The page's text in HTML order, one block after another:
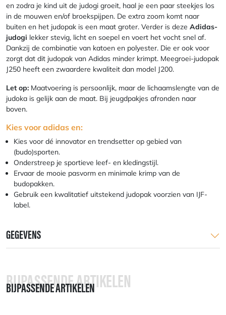
en zodra je kind uit de judogi groeit, haal je een paar steekjes los
in de mouwen en/of broekspijpen. De extra zoom komt naar
buiten en het judopak is een maat groter. Verder is deze Adidas-
judogi lekker stevig, licht en soepel en voert het vocht snel af.
Dankzij de combinatie van katoen en polyester. Die er ook voor
zorgt dat dit judopak van Adidas minder krimpt. Meegroei-judopak
J250 heeft een zwaardere kwaliteit dan model J200.
Let op: Maatvoering is persoonlijk, maar de lichaamslengte van de
judoka is gelijk aan de maat. Bij jeugdpakjes afronden naar
boven.
Kies voor adidas en:
Kies voor dé innovator en trendsetter op gebied van
(budo)sporten.
Onderstreep je sportieve leef- en kledingstijl.
Ervaar de mooie pasvorm en minimale krimp van de
budopakken.
Gebruik een kwalitatief uitstekend judopak voorzien van IJF-
label.
GEGEVENS
BIJPASSENDE ARTIKELEN
BIJPASSENDE ARTIKELEN